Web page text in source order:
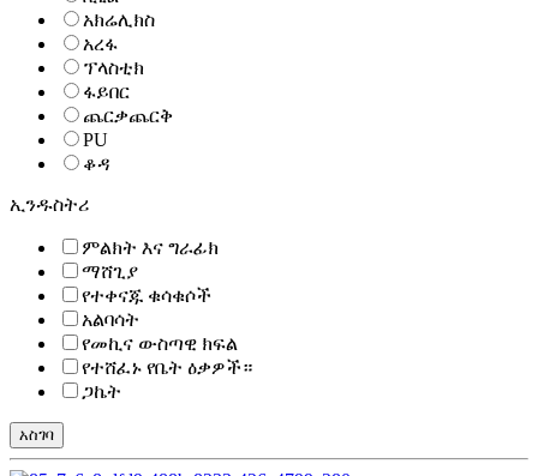
አክሬሊክስ
አረፋ
ፕላስቲክ
ፋይበር
ጨርቃጨርቅ
PU
ቆዳ
ኢንዱስትሪ
ምልክት እና ግራፊክ
ማሸጊያ
የተቀናጁ ቁሳቁሶች
አልባሳት
የመኪና ውስጣዊ ክፍል
የተሸፈኑ የቤት ዕቃዎች።
ጋኬት
አስገባ